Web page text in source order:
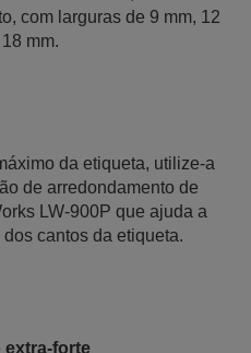
com larguras de 9 mm, 12
mm.
da etiqueta, utilize-a
de arredondamento de
LW-900P que ajuda a
cantos da etiqueta.
extra-forte